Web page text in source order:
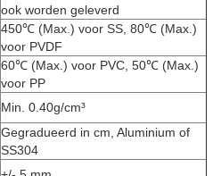
ook worden geleverd
450℃ (Max.) voor SS, 80℃ (Max.)
voor PVDF
60℃ (Max.) voor PVC, 50℃ (Max.)
voor PP
Min. 0.40g/cm³
Gegradueerd in cm, Aluminium of
SS304